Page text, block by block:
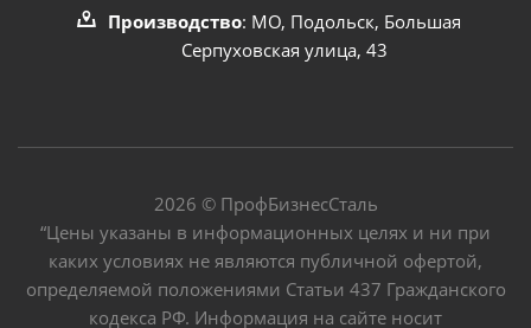
Производство: МО, Подольск, Большая
Серпуховская улица, 43
2026 © ПрофБизнесСталь
“Цены указаны в информационных целях и ни при
каких условиях не являются публичной офертой,
определяемой положениями Статьи 437 Гражданского
кодекса РФ. Информация на сайте носит